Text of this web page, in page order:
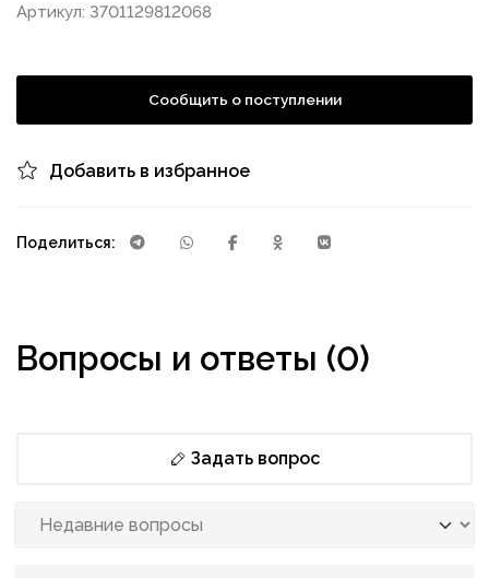
Артикул: 3701129812068
Сообщить о поступлении
Добавить в избранное
Поделиться:
Вопросы и ответы (0)
Задать вопрос